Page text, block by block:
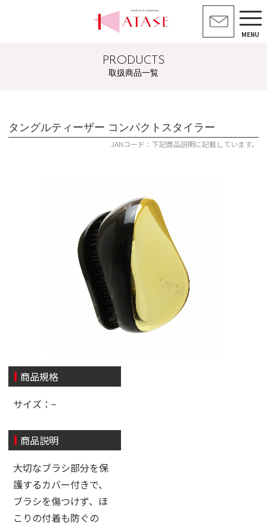
MENU
PRODUCTS
取扱商品一覧
タングルティーザー コンパクトスタイラー
JANコード：下記商品説明に記載しています。
商品規格
サイズ：−
商品説明
大切なブラシ部分を保
護するカバー付きで、
ブラシを傷つけず、ほ
こりの付着も防ぐの